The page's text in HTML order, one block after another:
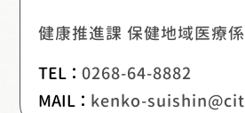
健康推進課 保健地域医療係
TEL ：0268-64-8882
MAIL ：